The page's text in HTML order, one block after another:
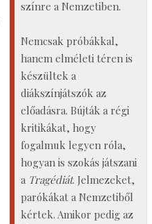
színre a Nemzetiben.
Nemcsak próbákkal,
hanem elméleti téren is
készültek a
diákszínjátszók az
előadásra. Bújták a régi
kritikákat, hogy
fogalmuk legyen róla,
hogyan is szokás játszani
a Tragédiát. Jelmezeket,
parókákat a Nemzetiből
kértek. Amikor pedig az